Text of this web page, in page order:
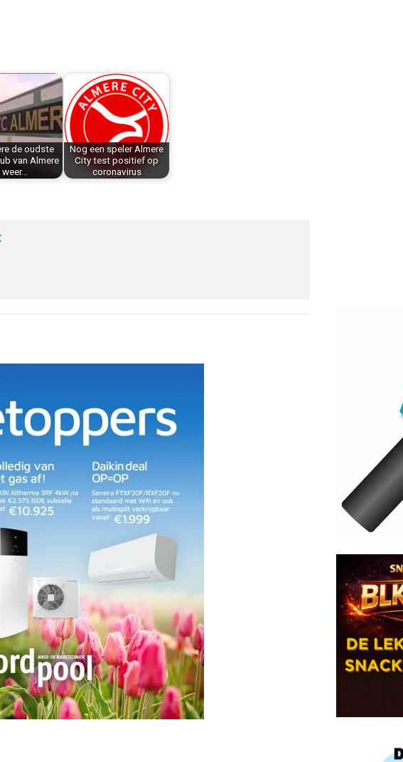
de oudste
van Almere
weer…
Nog een speler Almere
City test positief op
coronavirus